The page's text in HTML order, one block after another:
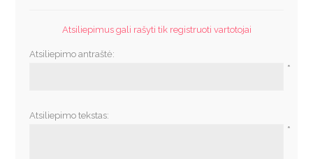
Atsiliepimus gali rašyti tik registruoti vartotojai
Atsiliepimo antraštė:
*
Atsiliepimo tekstas:
*